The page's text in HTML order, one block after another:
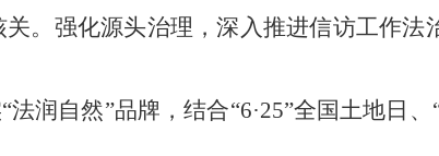
关。 强化源头治理，深入推进信访工作法
“法润自然”品牌，结合“6·25”全国土地日 、